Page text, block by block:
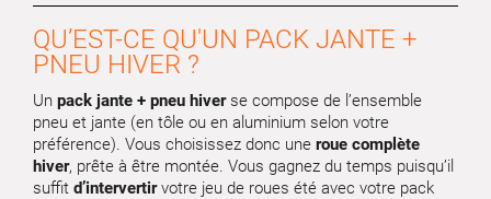
QU’EST-CE QU'UN PACK JANTE +
PNEU HIVER ?
Un pack jante + pneu hiverse compose de l’ensemble
pneu et jante (en tôle ou en aluminium selon votre
préférence). Vous choisissez donc une roue complète
hiver, prête à être montée. Vous gagnez du temps puisqu’il
suffit d’intervertirvotre jeu de roues été avec votre pack